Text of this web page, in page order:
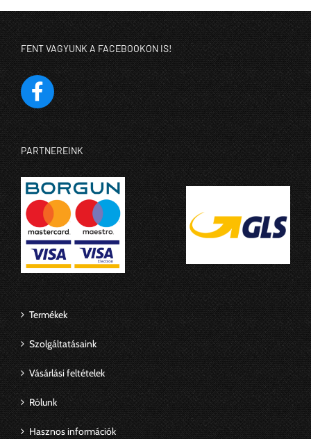
FENT VAGYUNK A FACEBOOKON IS!
PARTNEREINK
Termékek
Szolgáltatásaink
Vásárlási feltételek
Rólunk
Hasznos információk